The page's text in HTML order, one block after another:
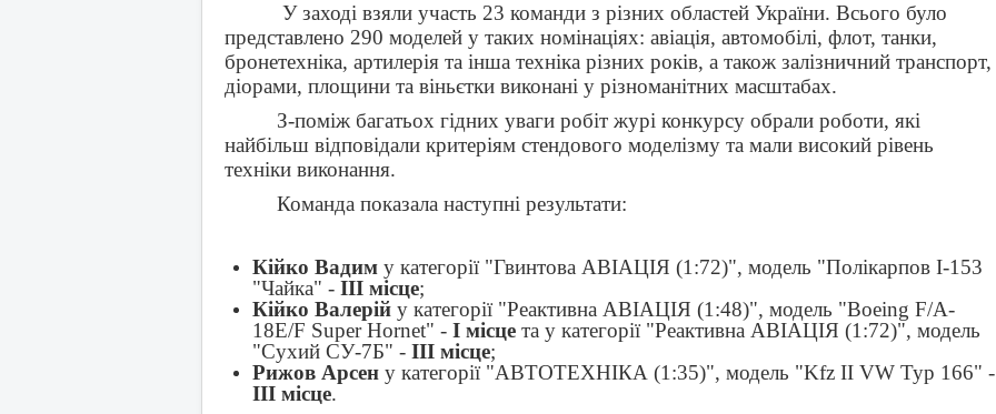
У заході взяли участь 23 команди з різних областей України. Всього було
представлено 290 моделей у таких номінаціях: авіація, автомобілі, флот, танки,
бронетехніка, артилерія та інша техніка різних років, а також залізничний транспорт,
діорами, площини та віньєтки виконані у різноманітних масштабах.
З-поміж багатьох гідних уваги робіт журі конкурсу обрали роботи, які
найбільш відповідали критеріям стендового моделізму та мали високий рівень
техніки виконання.
Команда показала наступні результати:
Кійко Вадим у категорії "Гвинтова АВІАЦІЯ (1:72)", модель "Полікарпов І-153
"Чайка" - ІІІ місце;
Кійко Валерій у категорії "Реактивна АВІАЦІЯ (1:48)", модель "Boeing F/A-
18E/F Super Hornet" - І місце та у категорії "Реактивна АВІАЦІЯ (1:72)", модель
"Сухий СУ-7Б" - ІІІ місце;
Рижов Арсен у категорії "АВТОТЕХНІКА (1:35)", модель "Kfz II VW Typ 166" -
ІІІ місце.